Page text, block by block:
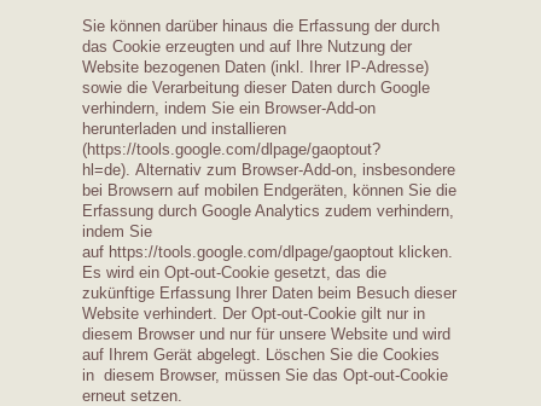
Sie können darüber hinaus die Erfassung der durch
das Cookie erzeugten und auf Ihre Nutzung der
Website bezogenen Daten (inkl. Ihrer IP-Adresse)
sowie die Verarbeitung dieser Daten durch Google
verhindern, indem Sie ein Browser-Add-on
herunterladen und installieren
(https://tools.google.com/dlpage/gaoptout?
hl=de). Alternativ zum Browser-Add-on, insbesondere
bei Browsern auf mobilen Endgeräten, können Sie die
Erfassung durch Google Analytics zudem verhindern,
indem Sie
auf https://tools.google.com/dlpage/gaoptout klicken.
Es wird ein Opt-out-Cookie gesetzt, das die
zukünftige Erfassung Ihrer Daten beim Besuch dieser
Website verhindert. Der Opt-out-Cookie gilt nur in
diesem Browser und nur für unsere Website und wird
auf Ihrem Gerät abgelegt. Löschen Sie die Cookies
in diesem Browser, müssen Sie das Opt-out-Cookie
erneut setzen.